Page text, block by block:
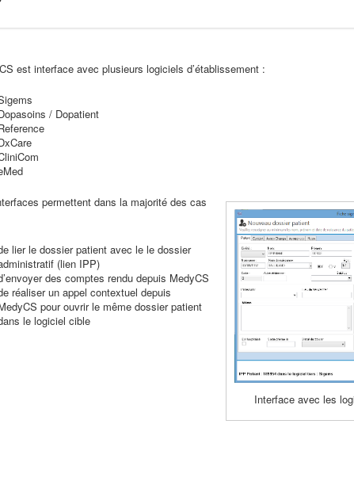
est interface avec plusieurs logiciels d’établissement :
/ Dopatient
Interface avec les
permettent dans la majorité des cas
lier le dossier patient avec le le dossier
(lien IPP)
des comptes rendu depuis MedyCS
réaliser un appel contextuel depuis
pour ouvrir le même dossier patient
le logiciel cible